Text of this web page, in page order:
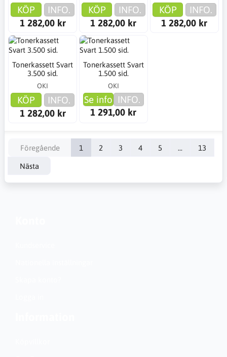
KÖP
INFO.
1 282,00 kr
KÖP
INFO.
1 282,00 kr
KÖP
INFO.
1 282,00 kr
Tonerkassett Svart
3.500 sid.
OKI
KÖP
INFO.
1 282,00 kr
Tonerkassett Svart
1.500 sid.
OKI
Se info INFO.
1 291,00 kr
Föregående 1 2 3 4 5 ... 13
Nästa